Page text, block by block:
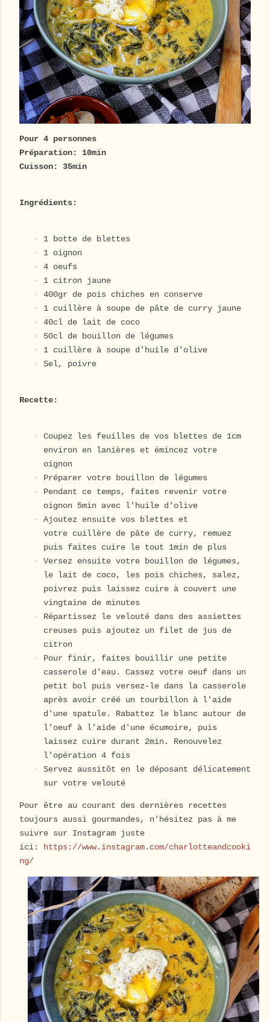
Pour 4 personnes
Préparation: 10min
Cuisson: 35min
Ingrédients:
1 botte de blettes
1 oignon
4 oeufs
1 citron jaune
400gr de pois chiches en conserve
1 cuillère à soupe de pâte de curry jaune
40cl de lait de coco
50cl de bouillon de légumes
1 cuillère à soupe d'huile d'olive
Sel, poivre
Recette:
Coupez les feuilles de vos blettes de 1cm
environ en lanières et émincez votre
oignon
Préparer votre bouillon de légumes
Pendant ce temps, faites revenir votre
oignon 5min avec l'huile d'olive
Ajoutez ensuite vos blettes et
votre cuillère de pâte de curry, remuez
puis faites cuire le tout 1min de plus
Versez ensuite votre bouillon de légumes,
le lait de coco, les pois chiches, salez,
poivrez puis laissez cuire à couvert une
vingtaine de minutes
Répartissez le velouté dans des assiettes
creuses puis ajoutez un filet de jus de
citron
Pour finir, faites bouillir une petite
casserole d'eau. Cassez votre oeuf dans un
petit bol puis versez-le dans la casserole
après avoir créé un tourbillon à l'aide
d'une spatule. Rabattez le blanc autour de
l'oeuf à l'aide d'une écumoire, puis
laissez cuire durant 2min. Renouvelez
l'opération 4 fois
Servez aussitôt en le déposant délicatement
sur votre velouté
Pour être au courant des dernières recettes
toujours aussi gourmandes, n'hésitez pas à me
suivre sur Instagram juste
ici: https://www.instagram.com/charlotteandcooki
ng/